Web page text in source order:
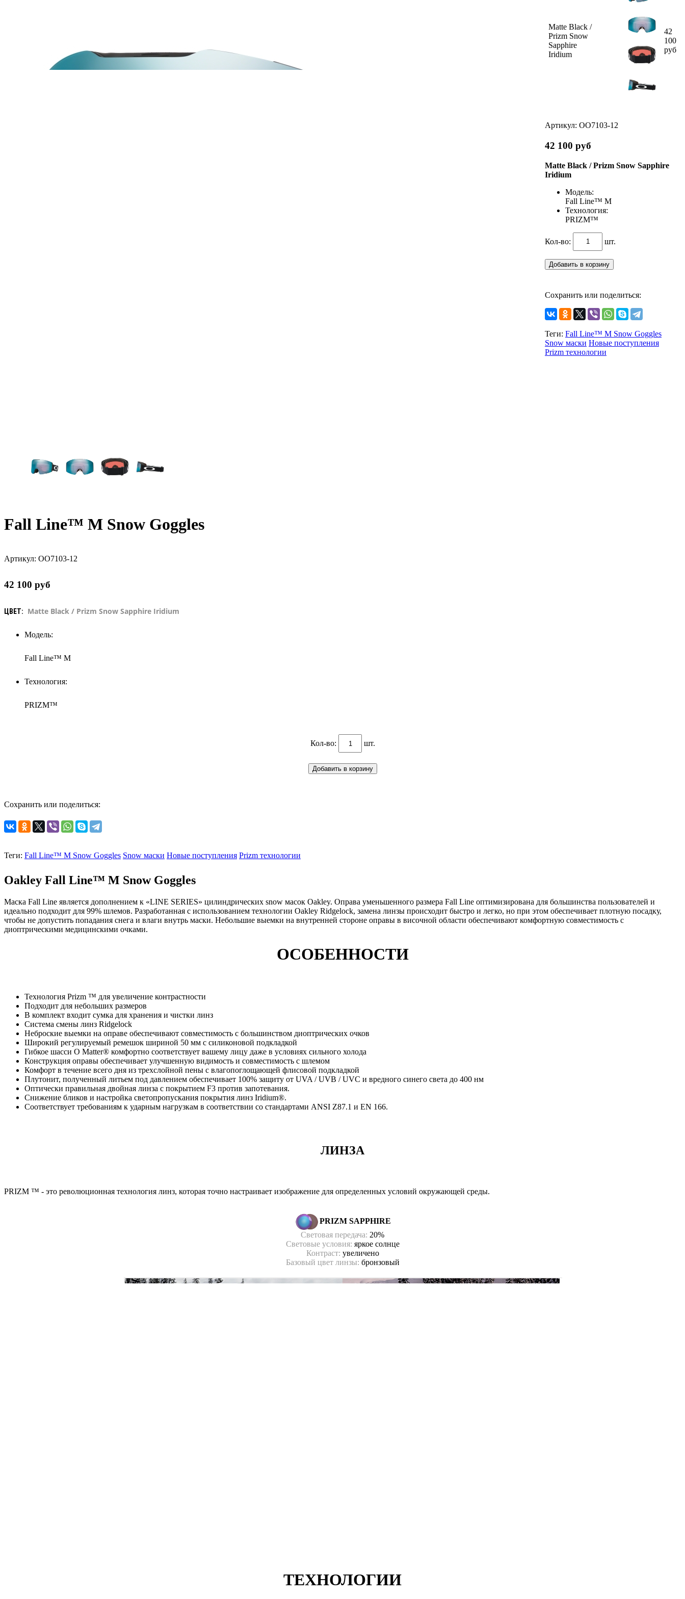
Matte Black /
Prizm Snow
Sapphire
Iridium
42
100
руб
Артикул: OO7103-12
42 100 руб
Matte Black / Prizm Snow Sapphire
Iridium
Модель:
Fall Line™ M
Технология:
PRIZM™
Кол-во: шт.
Сохранить или поделиться:
Теги: Fall Line™ M Snow Goggles
Snow маски Новые поступления
Prizm теxнологии
Fall Line™ M Snow Goggles
Артикул: OO7103-12
42 100 руб
ЦВЕТ: Matte Black / Prizm Snow Sapphire Iridium
Модель:
Fall Line™ M
Технология:
PRIZM™
Кол-во: шт.
Сохранить или поделиться:
Теги: Fall Line™ M Snow Goggles Snow маски Новые поступления Prizm теxнологии
Oakley Fall Line™ M Snow Goggles
Маска Fall Line является дополнением к «LINE SERIES» цилиндрических snow масок Oakley. Оправа уменьшенного размера Fall Line оптимизирована для большинства пользователей и
идеально подходит для 99% шлемов. Разработанная с использованием технологии Oakley Ridgelock, замена линзы происходит быстро и легко, но при этом обеспечивает плотную посадку,
чтобы не допустить попадания снега и влаги внутрь маски. Небольшие выемки на внутренней стороне оправы в височной области обеспечивают комфортную совместимость с
диоптрическими медицинскими очками.
ОСОБЕННОСТИ
Технология Prizm ™ для увеличение контрастности
Подходит для небольших размеров
В комплект входит сумка для хранения и чистки линз
Система смены линз Ridgelock
Неброские выемки на оправе обеспечивают совместимость с большинством диоптрических очков
Широкий регулируемый ремешок шириной 50 мм с силиконовой подкладкой
Гибкое шасси O Matter® комфортно соответствует вашему лицу даже в условиях сильного холода
Конструкция оправы обеспечивает улучшенную видимость и совместимость с шлемом
Комфорт в течение всего дня из трехслойной пены с влагопоглощающей флисовой подкладкой
Плутонит, полученный литьем под давлением обеспечивает 100% защиту от UVA / UVB / UVC и вредного синего света до 400 нм
Оптически правильная двойная линза с покрытием F3 против запотевания.
Снижение бликов и настройка светопропускания покрытия линз Iridium®.
Соответствует требованиям к ударным нагрузкам в соответствии со стандартами ANSI Z87.1 и EN 166.
ЛИНЗА
PRIZM ™ - это революционная технология линз, которая точно настраивает изображение для определенных условий окружающей среды.
PRIZM SAPPHIRE
Световая передача: 20%
Световые условия: яркое солнце
Контраст: увеличено
Базовый цвет линзы: бронзовый
ТЕХНОЛОГИИ